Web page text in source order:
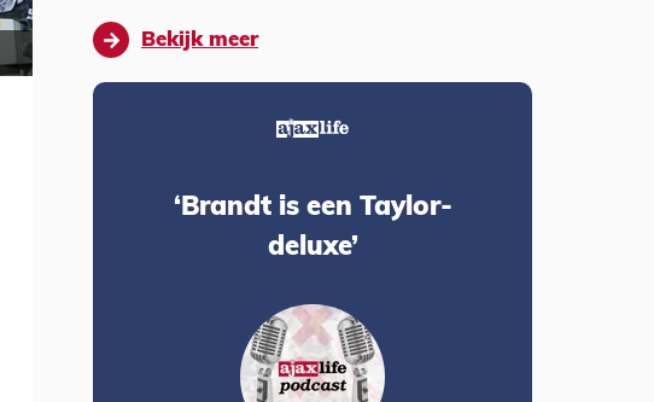
Bekijk meer
‘Brandt is een Taylor-
deluxe’